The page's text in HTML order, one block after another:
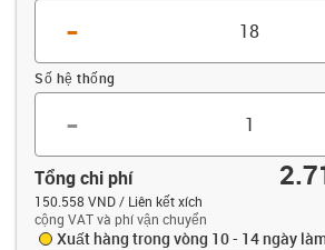
-
Số hệ thống
-
Tổng chi phí
150.558 VND / Liên kết xích
cộng VAT và phí vận chuyển
Xuất hàng trong vòng 10 - 14 ngày